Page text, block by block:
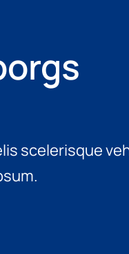
scelerisque